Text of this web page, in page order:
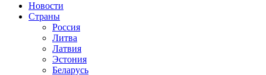
Новости
Страны
Россия
Литва
Латвия
Эстония
Беларусь